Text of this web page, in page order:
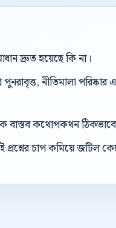
দ্রুত হয়েছে কি না।
নীতিমালা
বাস্তব কথোপকথন
চাপ কমিয়ে জটিল